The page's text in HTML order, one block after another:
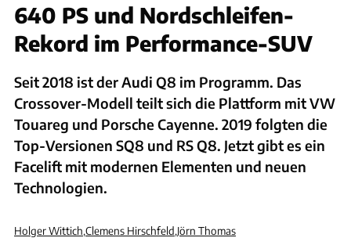
640 PS und Nordschleifen-
Rekord im Performance-SUV
Seit 2018 ist der Audi Q8 im Programm. Das
Crossover-Modell teilt sich die Plattform mit VW
Touareg und Porsche Cayenne. 2019 folgten die
Top-Versionen SQ8 und RS Q8. Jetzt gibt es ein
Facelift mit modernen Elementen und neuen
Technologien.
Holger Wittich,Clemens Hirschfeld,Jörn Thomas